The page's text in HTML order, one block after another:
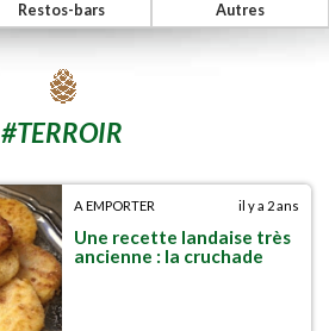
Restos-bars Autres
#TERROIR
A EMPORTER il y a 2 ans
Une recette landaise très
ancienne : la cruchade